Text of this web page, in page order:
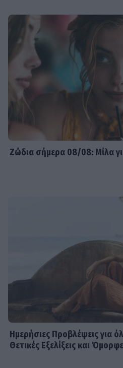
Ζώδια σήμερα 08/08: Μίλα
Ημερήσιες Προβλέψεις για
Θετικές Εξελίξεις και